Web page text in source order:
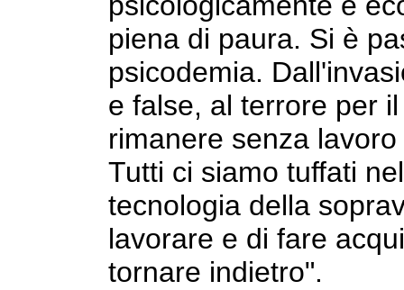
piena di paura. Si è
psicodemia.
e false, al terrore per
rimanere senza
Tutti ci siamo tuffati
tecnologia della
lavorare e di fare
tornare indietro".